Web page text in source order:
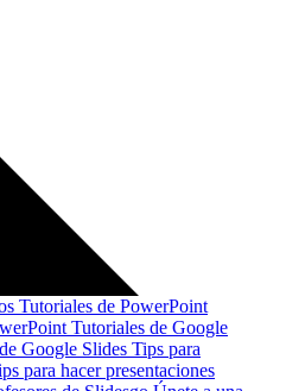
Tutoriales de PowerPoint
Tutoriales de Google
Google Slides Tips para
para hacer presentaciones